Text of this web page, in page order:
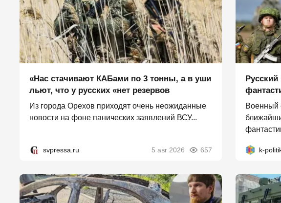
«Нас стачивают КАБами по 3 тонны, а в уши
льют, что у русских «нет резервов
Из города Орехов приходят очень неожиданные
новости на фоне панических заявлений ВСУ...
svpressa.ru 5 авг 2026 657
Военный
k-